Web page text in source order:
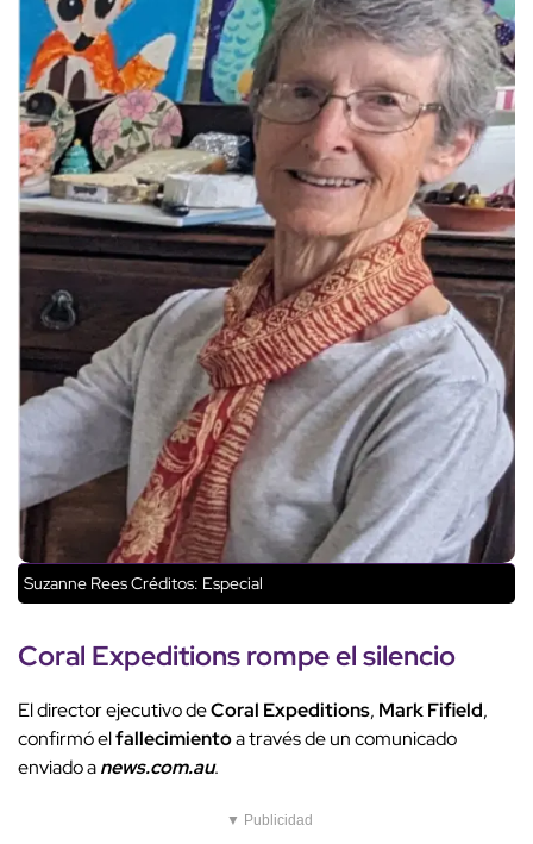
Suzanne ReesCréditos: Especial
Coral Expeditionsrompe el silencio
El director ejecutivo deCoral Expeditions, Mark Fifield,
confirmó elfallecimientoa través de un comunicado
enviado anews.com.au.
▼ Publicidad